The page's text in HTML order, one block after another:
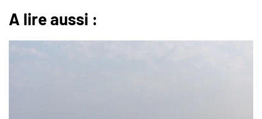
A lire aussi :